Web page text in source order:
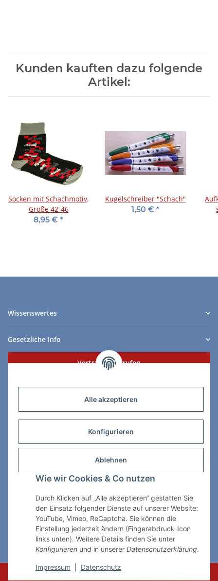
Alle akzeptieren
Konfigurieren
Ablehnen
Wie wir Cookies & Co nutzen
Durch Klicken auf „Alle akzeptieren“ gestatten Sie
den Einsatz folgender Dienste auf unserer Website:
YouTube, Vimeo, ReCaptcha. Sie können die
Einstellung jederzeit ändern (Fingerabdruck-Icon
links unten). Weitere Details finden Sie unter
Konfigurieren und in unserer Datenschutzerklärung.
Impressum Datenschutz
Kunden kauften dazu folgende
Artikel:
Socken mit Schachmotiv,
Größe 42-46
8,95 € *
Kugelschreiber "Schach"
1,50 € *
Wissenswertes
Gesetzliche Info
Vertrag widerrufen
ChessWare Schachversand
89264 Weissenhorn
Telefon: 0 7309 / 7999
shop@chessware.de
* Alle Preise inkl. gesetzlicher USt., zzgl.Versand